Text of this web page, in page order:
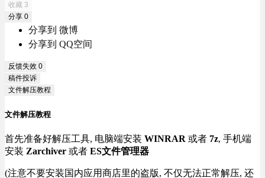
收藏 3
分享 0
分享到 微博
分享到 QQ空间
反馈失效 0
稿件投诉
文件解压教程
文件解压教程
首先准备好解压工具, 电脑端安装 WINRAR 或者 7z, 手机端
安装 Zarchiver 或者 ES文件管理器
(注意不要安装国内应用商店里的盗版, 不仅无法正常解压, 还